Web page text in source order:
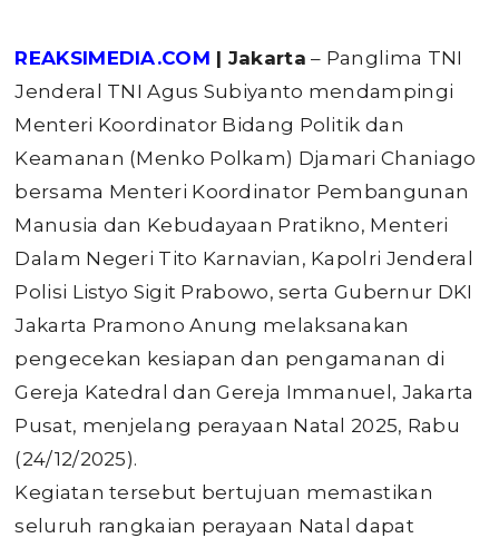
REAKSIMEDIA.COM | Jakarta – Panglima TNI
Jenderal TNI Agus Subiyanto mendampingi
Menteri Koordinator Bidang Politik dan
Keamanan (Menko Polkam) Djamari Chaniago
bersama Menteri Koordinator Pembangunan
Manusia dan Kebudayaan Pratikno, Menteri
Dalam Negeri Tito Karnavian, Kapolri Jenderal
Polisi Listyo Sigit Prabowo, serta Gubernur DKI
Jakarta Pramono Anung melaksanakan
pengecekan kesiapan dan pengamanan di
Gereja Katedral dan Gereja Immanuel, Jakarta
Pusat, menjelang perayaan Natal 2025, Rabu
(24/12/2025).
Kegiatan tersebut bertujuan memastikan
seluruh rangkaian perayaan Natal dapat